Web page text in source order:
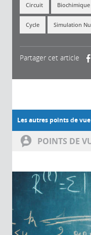
Circuit Biochimique
Cycle Simulation
Partager cet article
Les autres points de vue
POINTS DE